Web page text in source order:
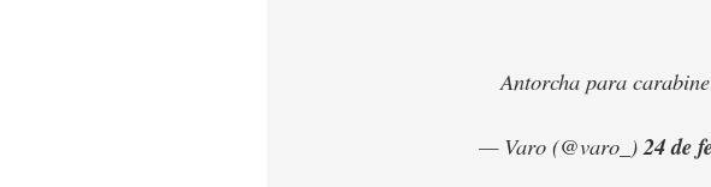
Antorcha para
— Varo (@varo_)24 de